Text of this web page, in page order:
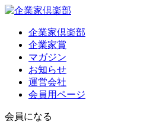
企業家倶楽部
企業家賞
マガジン
お知らせ
運営会社
会員用ページ
会員になる